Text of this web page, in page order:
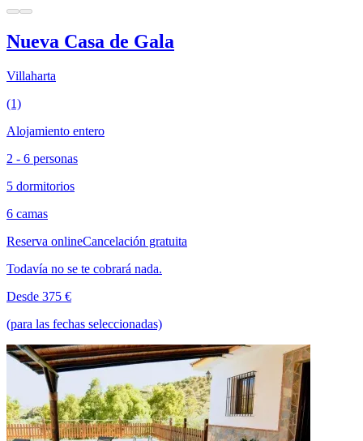
Nueva Casa de Gala
Villaharta
(1)
Alojamiento entero
2 - 6 personas
5 dormitorios
6 camas
Reserva onlineCancelación gratuita
Todavía no se te cobrará nada.
Desde 375 €
(para las fechas seleccionadas)